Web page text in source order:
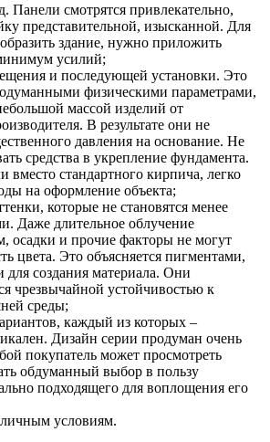
Панели смотрятся привлекательно,
представительной, изысканной. Для
здание, нужно приложить
усилий;
и последующей установки. Это
физическими параметрами,
массой изделий от
В результате они не
давления на основание. Не
средства в укрепление фундамента.
вместо стандартного кирпича, легко
на оформление объекта;
которые не становятся менее
Даже длительное облучение
осадки и прочие факторы не могут
цвета. Это объясняется пигментами,
для создания материала. Они
чрезвычайной устойчивостью к
среды;
каждый из которых –
Дизайн серии продуман очень
покупатель может просмотреть
обдуманный выбор в пользу
подходящего для воплощения его
условиям.